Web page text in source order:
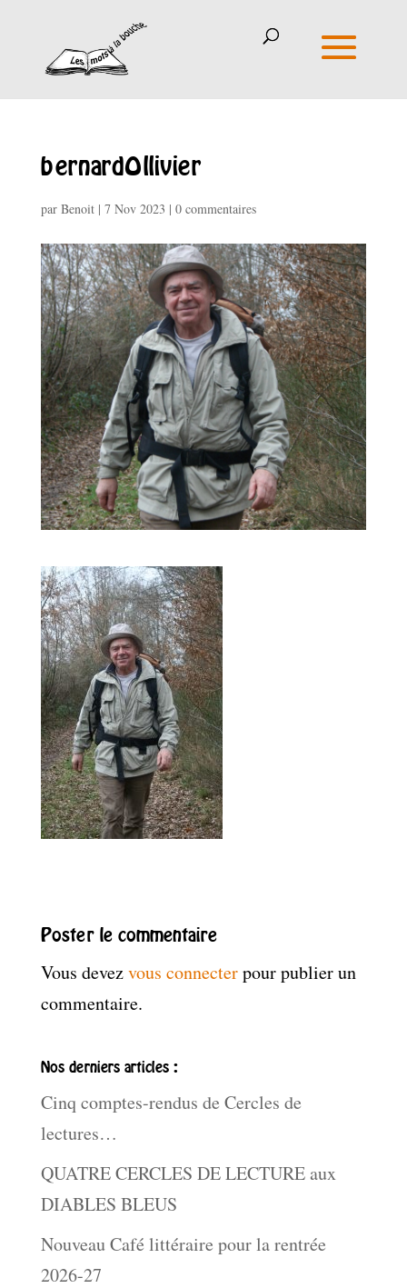
bernardOllivier
par Benoit| 7 Nov 2023 | 0 commentaires
Poster le commentaire
Vous devezvous connecterpour publier un
commentaire.
Nos derniers articles :
Cinq comptes-rendus de Cercles de
lectures…
QUATRE CERCLES DE LECTURE aux
DIABLES BLEUS
Nouveau Café littéraire pour la rentrée
2026-27